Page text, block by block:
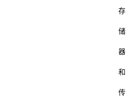
存
储
器
和
传